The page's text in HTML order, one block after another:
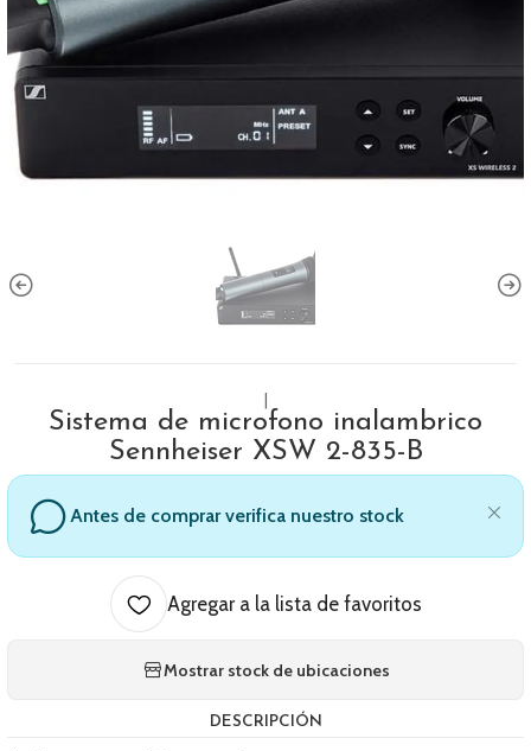
Sistema de microfono inalambrico
Sennheiser XSW 2-835-B
Antes de comprar verifica nuestro stock
Agregar a la lista de favoritos
Mostrar stock de ubicaciones
DESCRIPCIÓN